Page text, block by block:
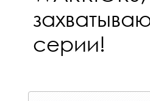
серии!